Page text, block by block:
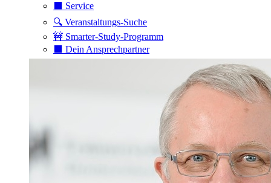
⬛️ Service
🔍 Veranstaltungs-Suche
🚧 Smarter-Study-Programm
⬛️ Dein Ansprechpartner